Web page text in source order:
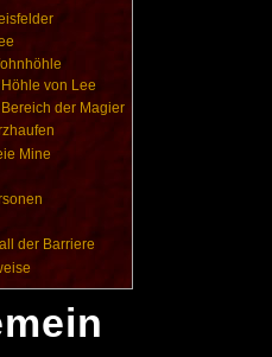
Höhle von Lee
Bereich der Magier
Mine
der Barriere